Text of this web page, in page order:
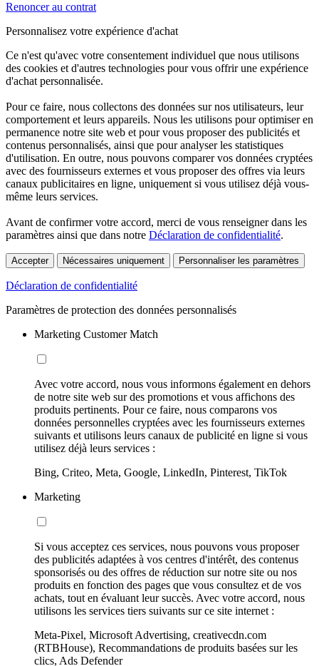
Renoncer au contrat
Personnalisez votre expérience d'achat
Ce n'est qu'avec votre consentement individuel que nous utilisons
des cookies et d'autres technologies pour vous offrir une expérience
d'achat personnalisée.
Pour ce faire, nous collectons des données sur nos utilisateurs, leur
comportement et leurs appareils. Nous les utilisons pour optimiser en
permanence notre site web et pour vous proposer des publicités et
contenus personnalisés, ainsi que pour analyser les statistiques
d'utilisation. En outre, nous pouvons comparer vos données cryptées
avec des fournisseurs externes et vous proposer des offres via leurs
canaux publicitaires en ligne, uniquement si vous utilisez déjà vous-
même leurs services.
Avant de confirmer votre accord, merci de vous renseigner dans les
paramètres ainsi que dans notre Déclaration de confidentialité.
Accepter Nécessaires uniquement Personnaliser les paramètres
Déclaration de confidentialité
Paramètres de protection des données personnalisés
Marketing Customer Match
Avec votre accord, nous vous informons également en dehors
de notre site web sur des promotions et vous affichons des
produits pertinents. Pour ce faire, nous comparons vos
données personnelles cryptées avec les fournisseurs externes
suivants et utilisons leurs canaux de publicité en ligne si vous
utilisez déjà leurs services :
Bing, Criteo, Meta, Google, LinkedIn, Pinterest, TikTok
Marketing
Si vous acceptez ces services, nous pouvons vous proposer
des publicités adaptées à vos centres d'intérêt, des contenus
sponsorisés ou des offres de réduction sur notre site ou nos
produits en fonction des pages que vous consultez et de vos
achats, tout en évaluant leur succès. Avec votre accord, nous
utilisons les services tiers suivants sur ce site internet :
Meta-Pixel, Microsoft Advertising, creativecdn.com
(RTBHouse), Recommandations de produits basées sur les
clics, Ads Defender